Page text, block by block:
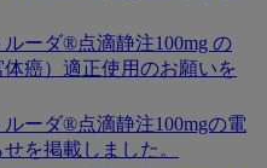
ルーダ®点滴静注100mg の
体癌）適正使用のお願いを
ルーダ®点滴静注100mgの電
を掲載しました。